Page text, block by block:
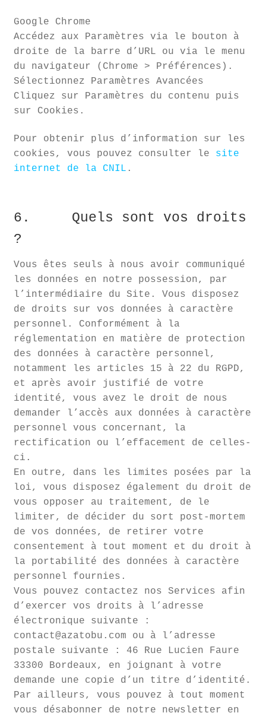
Google Chrome
Accédez aux Paramètres via le bouton à
droite de la barre d’URL ou via le menu
du navigateur (Chrome > Préférences).
Sélectionnez Paramètres Avancées
Cliquez sur Paramètres du contenu puis
sur Cookies.
Pour obtenir plus d’information sur les
cookies, vous pouvez consulter le site
internet de la CNIL .
6. Quels sont vos droits
?
Vous êtes seuls à nous avoir communiqué
les données en notre possession, par
l’intermédiaire du Site. Vous disposez
de droits sur vos données à caractère
personnel. Conformément à la
réglementation en matière de protection
des données à caractère personnel,
notamment les articles 15 à 22 du RGPD,
et après avoir justifié de votre
identité, vous avez le droit de nous
demander l’accès aux données à caractère
personnel vous concernant, la
rectification ou l’effacement de celles-
ci.
En outre, dans les limites posées par la
loi, vous disposez également du droit de
vous opposer au traitement, de le
limiter, de décider du sort post-mortem
de vos données, de retirer votre
consentement à tout moment et du droit à
la portabilité des données à caractère
personnel fournies.
Vous pouvez contactez nos Services afin
d’exercer vos droits à l’adresse
électronique suivante :
contact@azatobu.com ou à l’adresse
postale suivante : 46 Rue Lucien Faure
33300 Bordeaux, en joignant à votre
demande une copie d’un titre d’identité.
Par ailleurs, vous pouvez à tout moment
vous désabonner de notre newsletter en